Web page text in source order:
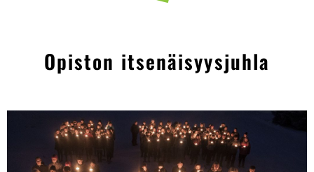
Opiston itsenäisyysjuhla